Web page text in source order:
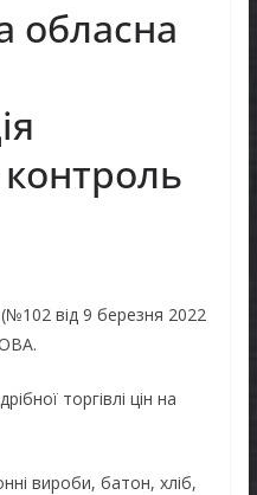
обласна
від 9 березня 2022
торгівлі цін на
вироби, батон, хліб,